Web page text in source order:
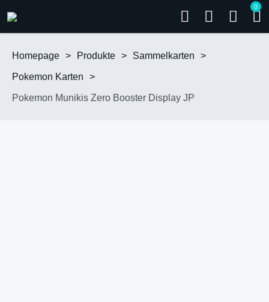
0
Homepage > Produkte > Sammelkarten >
Pokemon Karten >
Pokemon Munikis Zero Booster Display JP